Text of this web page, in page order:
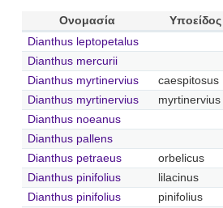
Ονομασία Υποείδος
Dianthus leptopetalus
Dianthus mercurii
Dianthus myrtinervius
caespitosus
Dianthus myrtinervius
myrtinervius
Dianthus noeanus
Dianthus pallens
Dianthus petraeus
orbelicus
Dianthus pinifolius
lilacinus
Dianthus pinifolius
pinifolius